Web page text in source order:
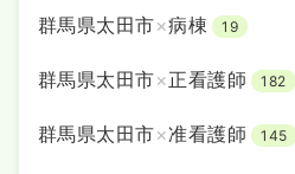
群馬県太田市×病棟 19
群馬県太田市×正看護師 182
群馬県太田市×准看護師 145